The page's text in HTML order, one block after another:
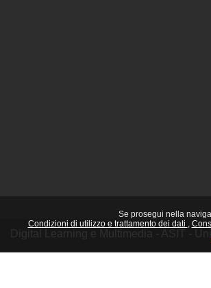
Se prosegui nella
Condizioni di utilizzo e trattamento dei dati
Digital Learning e Multimedia - ASIT -